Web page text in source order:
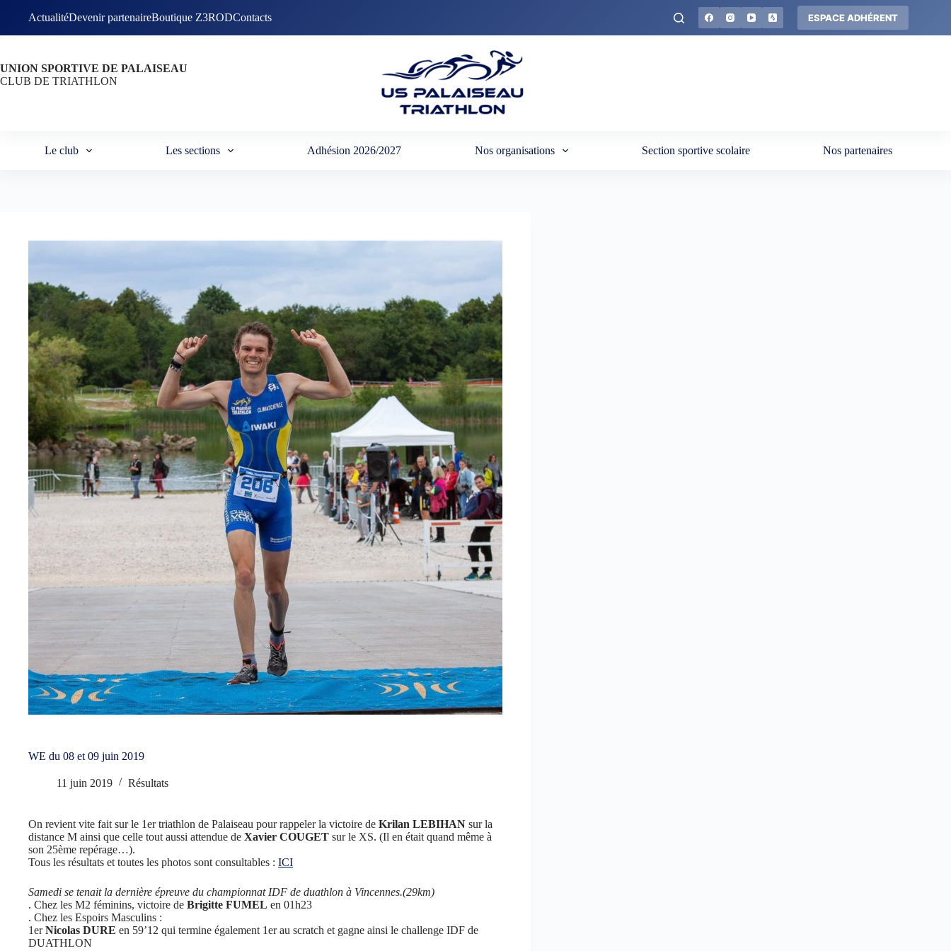
ActualitéDevenir partenaireBoutique Z3RODContacts ESPACE ADHÉRENT
UNION SPORTIVE DE PALAISEAU
CLUB DE TRIATHLON
Le club Les sections Adhésion 2026/2027 Nos organisations Section sportive scolaire Nos partenaires
WE du 08 et 09 juin 2019
11 juin 2019 Résultats
On revient vite fait sur le 1er triathlon de Palaiseau pour rappeler la victoire de Krilan LEBIHAN sur la
distance M ainsi que celle tout aussi attendue de Xavier COUGET sur le XS. (Il en était quand même à
son 25ème repérage…).
Tous les résultats et toutes les photos sont consultables : ICI
Samedi se tenait la dernière épreuve du championnat IDF de duathlon à Vincennes.(29km)
. Chez les M2 féminins, victoire de Brigitte FUMEL en 01h23
. Chez les Espoirs Masculins :
1erNicolas DURE en 59’12 qui termine également 1er au scratch et gagne ainsi le challenge IDF de
DUATHLON